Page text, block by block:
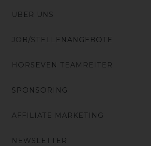
ÜBER UNS
JOB/STELLENANGEBOTE
HORSEVEN TEAMREITER
SPONSORING
AFFILIATE MARKETING
NEWSLETTER